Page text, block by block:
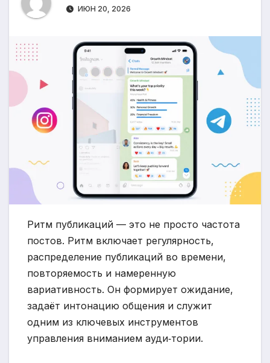
ИЮН 20, 2026
Ритм публикаций — это не просто частота
постов. Ритм включает регулярность,
распределение публикаций во времени,
повторяемость и намеренную
вариативность. Он формирует ожидание,
задаёт интонацию общения и служит
одним из ключевых инструментов
управления вниманием ауди‑тории.